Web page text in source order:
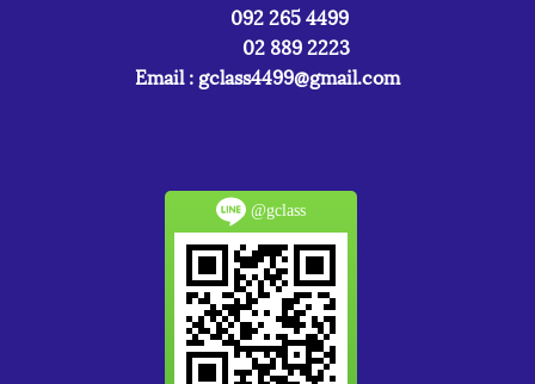
092 265 4499
02 889 2223
Email : gclass4499@gmail.com
@gclass